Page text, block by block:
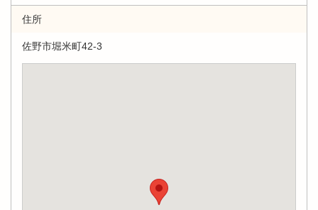
住所
佐野市堀米町42-3